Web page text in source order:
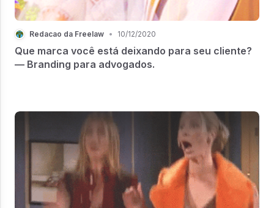
Redacao da Freelaw • 10/12/2020
Que marca você está deixando para seu cliente?
— Branding para advogados.